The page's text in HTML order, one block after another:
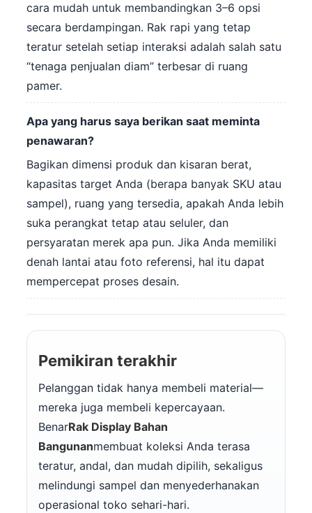
cara mudah untuk membandingkan 3–6 opsi
secara berdampingan. Rak rapi yang tetap
teratur setelah setiap interaksi adalah salah satu
“tenaga penjualan diam” terbesar di ruang
pamer.
Apa yang harus saya berikan saat meminta
penawaran?
Bagikan dimensi produk dan kisaran berat,
kapasitas target Anda (berapa banyak SKU atau
sampel), ruang yang tersedia, apakah Anda lebih
suka perangkat tetap atau seluler, dan
persyaratan merek apa pun. Jika Anda memiliki
denah lantai atau foto referensi, hal itu dapat
mempercepat proses desain.
Pemikiran terakhir
Pelanggan tidak hanya membeli material—
mereka juga membeli kepercayaan.
BenarRak Display Bahan
Bangunanmembuat koleksi Anda terasa
teratur, andal, dan mudah dipilih, sekaligus
melindungi sampel dan menyederhanakan
operasional toko sehari-hari.